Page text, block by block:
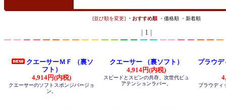
[並び順を変更] ・おすすめ順 ・価格順 ・新着順
| 1 |
クエーサーＭＦ （裏ソ
フト）
4,914円(内税)
クエーサーのソフトスポンジバージョ
ン。
クエーサー （裏ソフト）
4,914円(内税)
スピードとスピンの共存、次世代ピュ
アテンションラバー。
プラウデ
プラウディ